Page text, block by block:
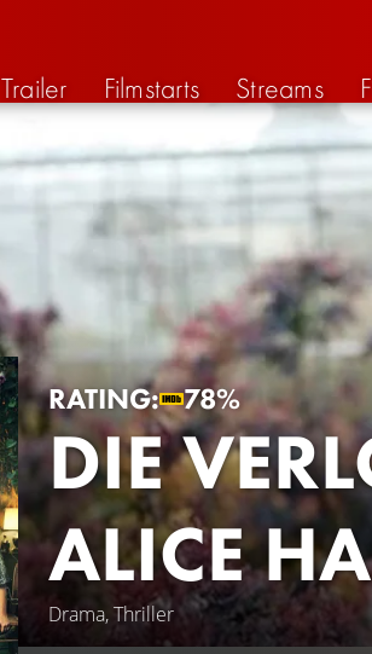
Trailer Filmstarts Streams
RATING: 78%
DIE
ALICE
Drama, Thriller